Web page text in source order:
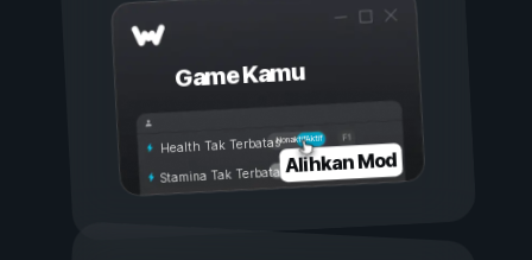
Game Kamu
Aktif
Nonaktif
Health Tak Terbatas
Stamina Tak TerbatasAlihkan Mod